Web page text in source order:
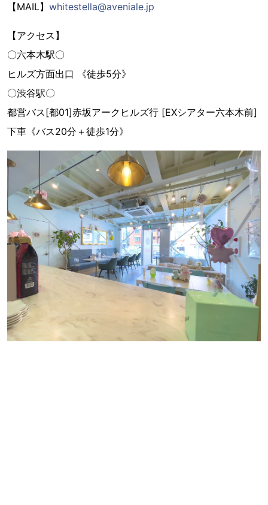
【MAIL】 whitestella@aveniale.jp
【アクセス】
〇六本木駅〇
ヒルズ方面出口 《徒歩5分》
〇渋谷駅〇
都営バス[都01]赤坂アークヒルズ行 [EXシアター六本木前]
下車《バス20分＋徒歩1分》